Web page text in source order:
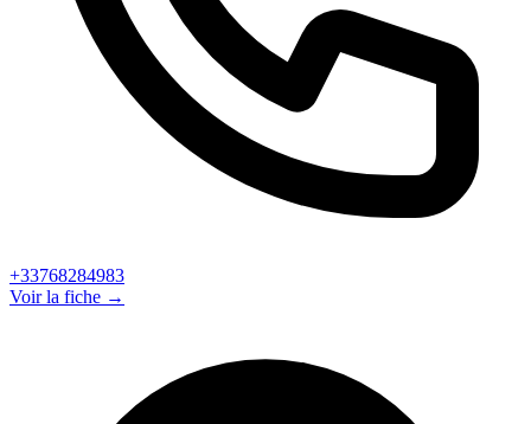
+33768284983
Voir la fiche →